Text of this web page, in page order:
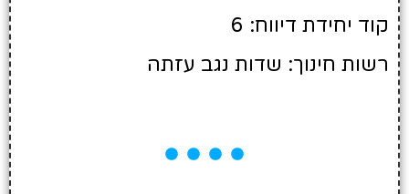
קוד יחידת דיווח: 6
רשות חינוך: שדות נגב עזתה